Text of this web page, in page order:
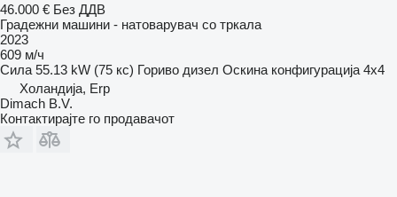
46.000 € Без ДДВ
Градежни машини - натоварувач со тркала
2023
609 м/ч
Сила 55.13 kW (75 кс) Гориво дизел Оскина конфигурација 4x4
Холандија, Erp
Dimach B.V.
Контактирајте го продавачот